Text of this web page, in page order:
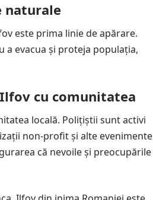
naturale
este prima linie de apărare.
evacua și proteja populația,
cu comunitatea
locală. Polițiștii sunt activi
non-profit și alte evenimente
că nevoile și preocupările